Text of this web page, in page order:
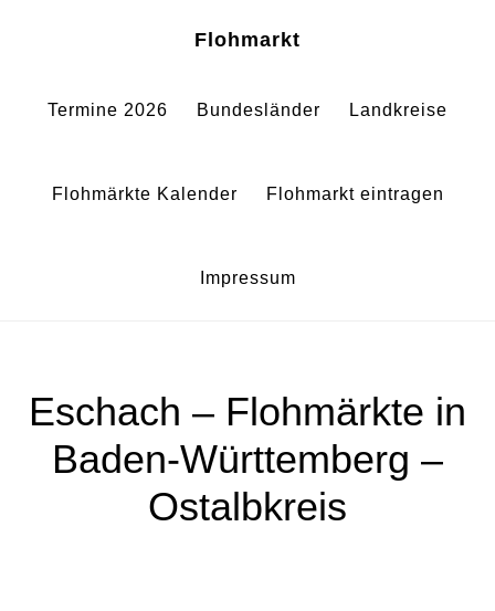
springen
springen
Flohmarkt
Termine 2026 Bundesländer Landkreise
Flohmärkte Kalender Flohmarkt eintragen
Impressum
Eschach – Flohmärkte in
Baden-Württemberg –
Ostalbkreis